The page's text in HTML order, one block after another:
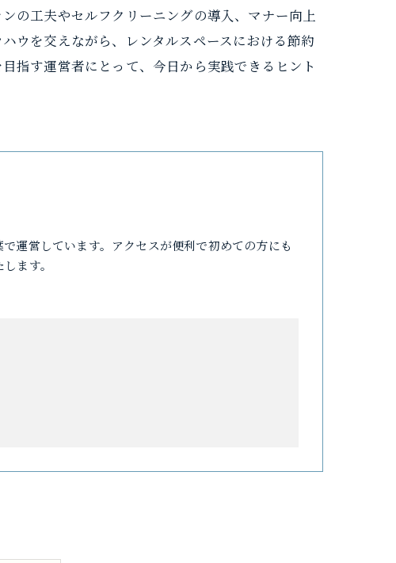
の工夫やセルフクリーニングの導入、マナー向上
ウを交えながら、レンタルスペースにおける節約
指す運営者にとって、今日から実践できるヒント
運営しています。アクセスが便利で初めての方にも
ます。